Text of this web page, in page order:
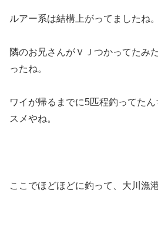
ルアー系は結構上がってましたね。
隣のお兄さんがＶＪつかってたみ
ったね。
ワイが帰るまでに5匹程釣ってた
スメやね。
ここでほどほどに釣って、大川漁